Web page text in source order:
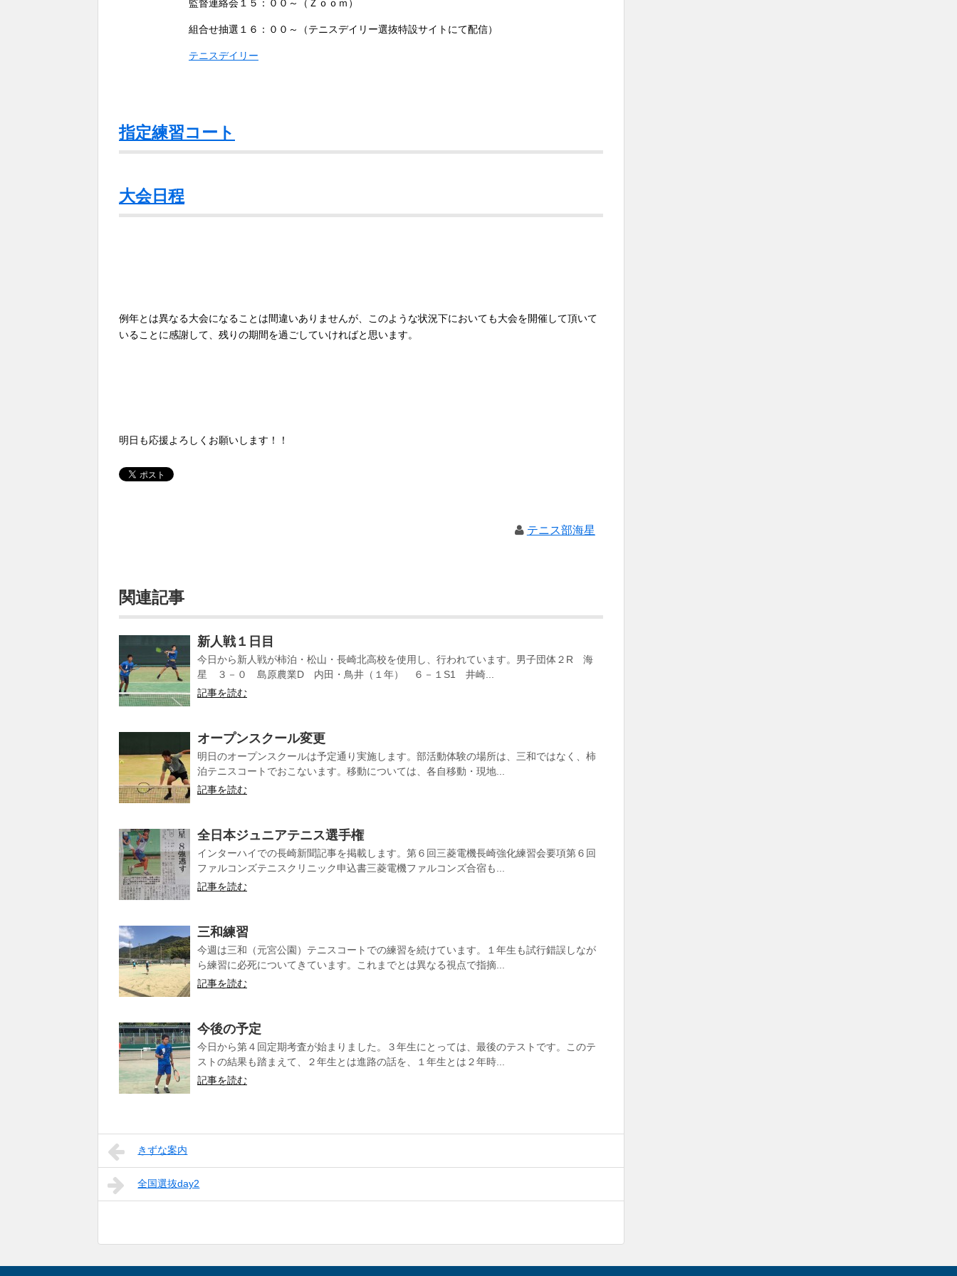
監督連絡会１５：００～（Ｚｏｏｍ）
組合せ抽選１６：００～（テニスデイリー選抜特設サイトにて配信）
テニスデイリー
指定練習コート
大会日程
例年とは異なる大会になることは間違いありませんが、このような状況下においても大会を開催して頂いて
いることに感謝して、残りの期間を過ごしていければと思います。
明日も応援よろしくお願いします！！
テニス部海星
関連記事
新人戦１日目
今日から新人戦が柿泊・松山・長崎北高校を使用し、行われています。男子団体２R 海
星 ３－０ 島原農業D 内田・鳥井（１年） ６－１S1 井崎...
記事を読む
オープンスクール変更
明日のオープンスクールは予定通り実施します。部活動体験の場所は、三和ではなく、柿
泊テニスコートでおこないます。移動については、各自移動・現地...
記事を読む
全日本ジュニアテニス選手権
インターハイでの長崎新聞記事を掲載します。第６回三菱電機長崎強化練習会要項第６回
ファルコンズテニスクリニック申込書三菱電機ファルコンズ合宿も...
記事を読む
三和練習
今週は三和（元宮公園）テニスコートでの練習を続けています。１年生も試行錯誤しなが
ら練習に必死についてきています。これまでとは異なる視点で指摘...
記事を読む
今後の予定
今日から第４回定期考査が始まりました。３年生にとっては、最後のテストです。このテ
ストの結果も踏まえて、２年生とは進路の話を、１年生とは２年時...
記事を読む
きずな案内
全国選抜day2